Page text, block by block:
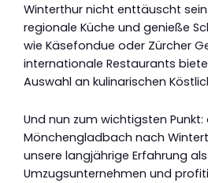
Winterthur nicht enttäuscht
regionale Küche und genieße
wie Käsefondue oder Zürcher
internationale Restaurants
Auswahl an kulinarischen
Und nun zum wichtigsten
Mönchengladbach nach
unsere langjährige Erfahrung als
Umzugsunternehmen und